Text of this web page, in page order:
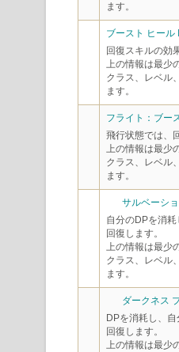
ます。
ブースト ヒール I
回復スキルの効
上の情報は最少
クラス、レベル
ます。
フライト：ブー
飛行状態では、
上の情報は最少
クラス、レベル
ます。
サルベーシ
自分のDPを消
回復します。
上の情報は最少
クラス、レベル
ます。
ダークネス
DPを消耗し、
回復します。
上の情報は最少